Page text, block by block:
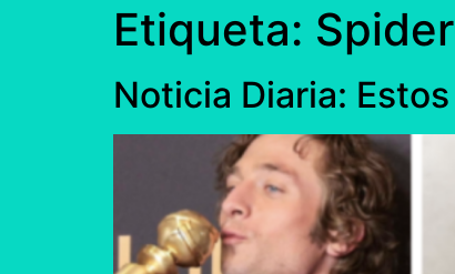
Etiqueta:
Noticia Diaria: